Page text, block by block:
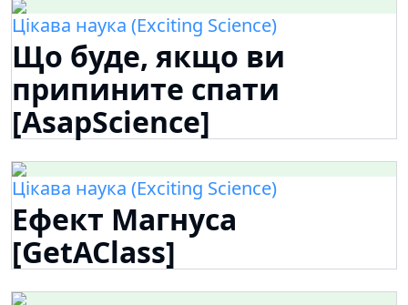
Цікава наука (Exciting Science)
Що буде, якщо ви
припините спати
[AsapScience]
Цікава наука (Exciting Science)
Ефект Магнуса
[GetAClass]